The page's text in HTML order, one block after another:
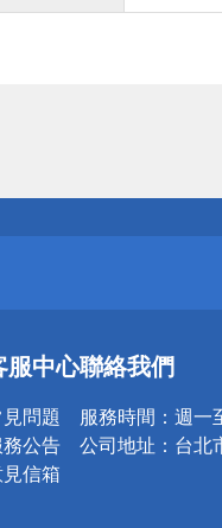
小心！
小心！
服中心
問題
公告
信箱
聯絡我們
服務時間： 週一
公司地址： 台北